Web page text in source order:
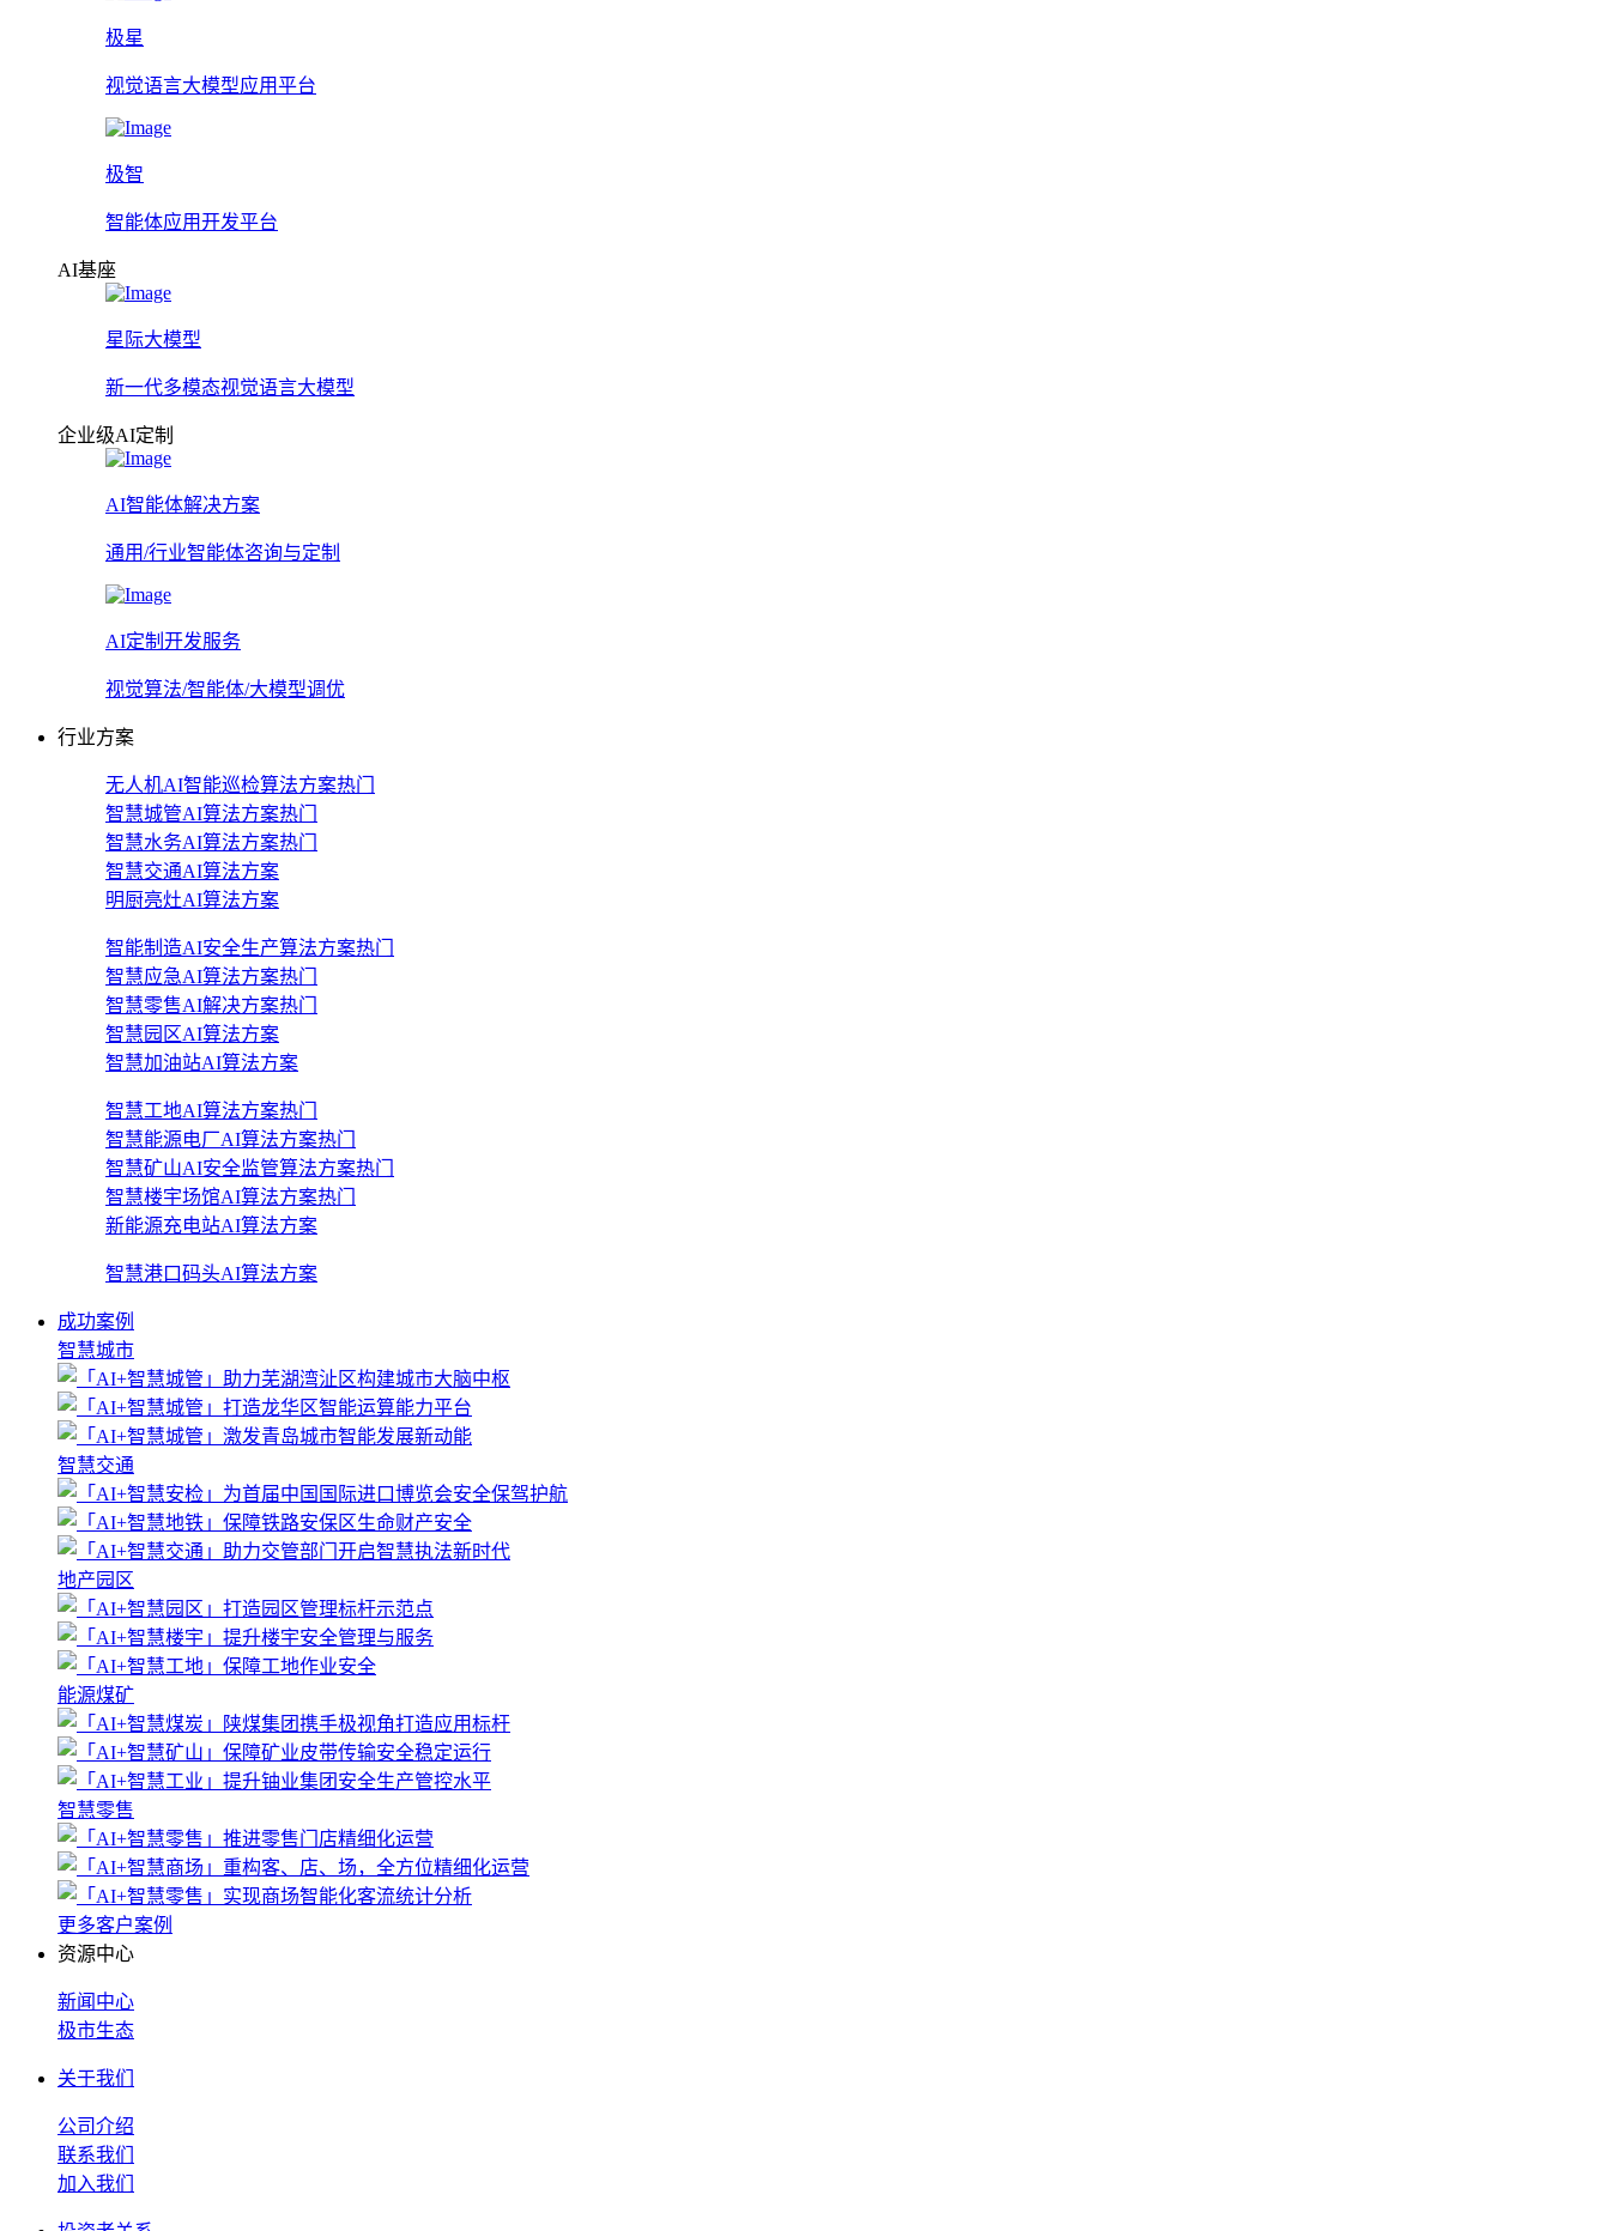
极星
视觉语言大模型应用平台
极智
智能体应用开发平台
AI基座
星际大模型
新一代多模态视觉语言大模型
企业级AI定制
AI智能体解决方案
通用/行业智能体咨询与定制
AI定制开发服务
视觉算法/智能体/大模型调优
行业方案
无人机AI智能巡检算法方案热门
智慧城管AI算法方案热门
智慧水务AI算法方案热门
智慧交通AI算法方案
明厨亮灶AI算法方案
智能制造AI安全生产算法方案热门
智慧应急AI算法方案热门
智慧零售AI解决方案热门
智慧园区AI算法方案
智慧加油站AI算法方案
智慧工地AI算法方案热门
智慧能源电厂AI算法方案热门
智慧矿山AI安全监管算法方案热门
智慧楼宇场馆AI算法方案热门
新能源充电站AI算法方案
智慧港口码头AI算法方案
成功案例
智慧城市
智慧交通
地产园区
能源煤矿
智慧零售
更多客户案例
资源中心
新闻中心
极市生态
关于我们
公司介绍
联系我们
加入我们